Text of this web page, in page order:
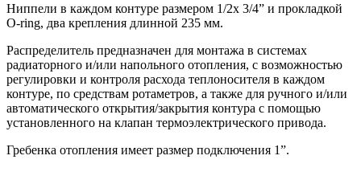
Ниппели в каждом контуре размером 1/2х 3/4” и прокладкой
O-ring, два крепления длинной 235 мм.
Распределитель предназначен для монтажа в системах
радиаторного и/или напольного отопления, с возможностью
регулировки и контроля расхода теплоносителя в каждом
контуре, по средствам ротаметров, а также для ручного и/или
автоматического открытия/закрытия контура с помощью
установленного на клапан термоэлектрического привода.
Гребенка отопления имеет размер подключения 1”.